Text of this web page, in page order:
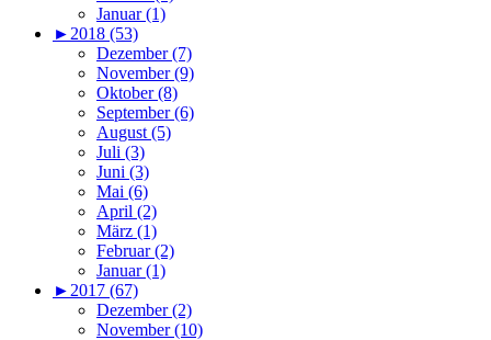
Januar (1)
► 2018 (53)
Dezember (7)
November (9)
Oktober (8)
September (6)
August (5)
Juli (3)
Juni (3)
Mai (6)
April (2)
März (1)
Februar (2)
Januar (1)
► 2017 (67)
Dezember (2)
November (10)